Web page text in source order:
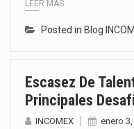
LEER MÁS
Posted in Blog
Escasez De
Principales
INCOMEX enero 3,